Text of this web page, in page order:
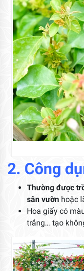
2. Công
Thường được
sân vườn hoặc
Hoa giấy có
trắng… tạo